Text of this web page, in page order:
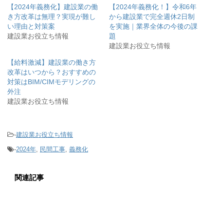
【2024年義務化】建設業の働
き方改革は無理？実現が難し
い理由と対策案
建設業お役立ち情報
【2024年義務化！】令和6年
から建設業で完全週休2日制
を実施｜業界全体の今後の課
題
建設業お役立ち情報
【給料激減】建設業の働き方
改革はいつから？おすすめの
対策はBIM/CIMモデリングの
外注
建設業お役立ち情報
-建設業お役立ち情報
-2024年, 民間工事, 義務化
関連記事